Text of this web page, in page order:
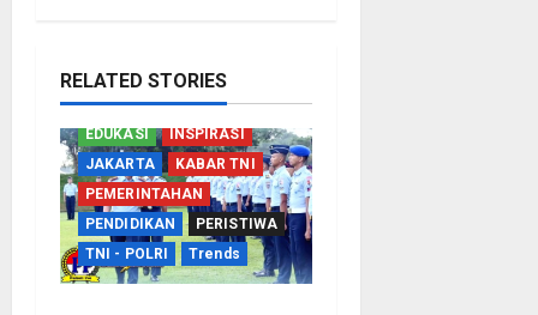
RELATED STORIES
EDUKASI
INSPIRASI
JAKARTA
KABAR TNI
PEMERINTAHAN
PENDIDIKAN
PERISTIWA
TNI - POLRI
Trends